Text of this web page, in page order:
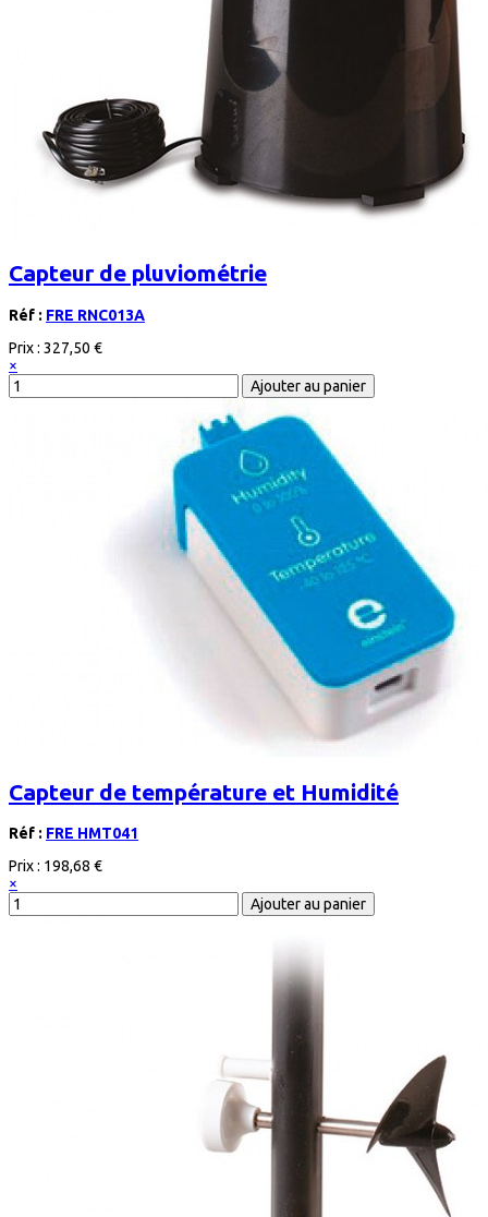
Capteur de pluviométrie
Réf : FRE RNC013A
Prix : 327,50 €
×
Capteur de température et Humidité
Réf : FRE HMT041
Prix : 198,68 €
×